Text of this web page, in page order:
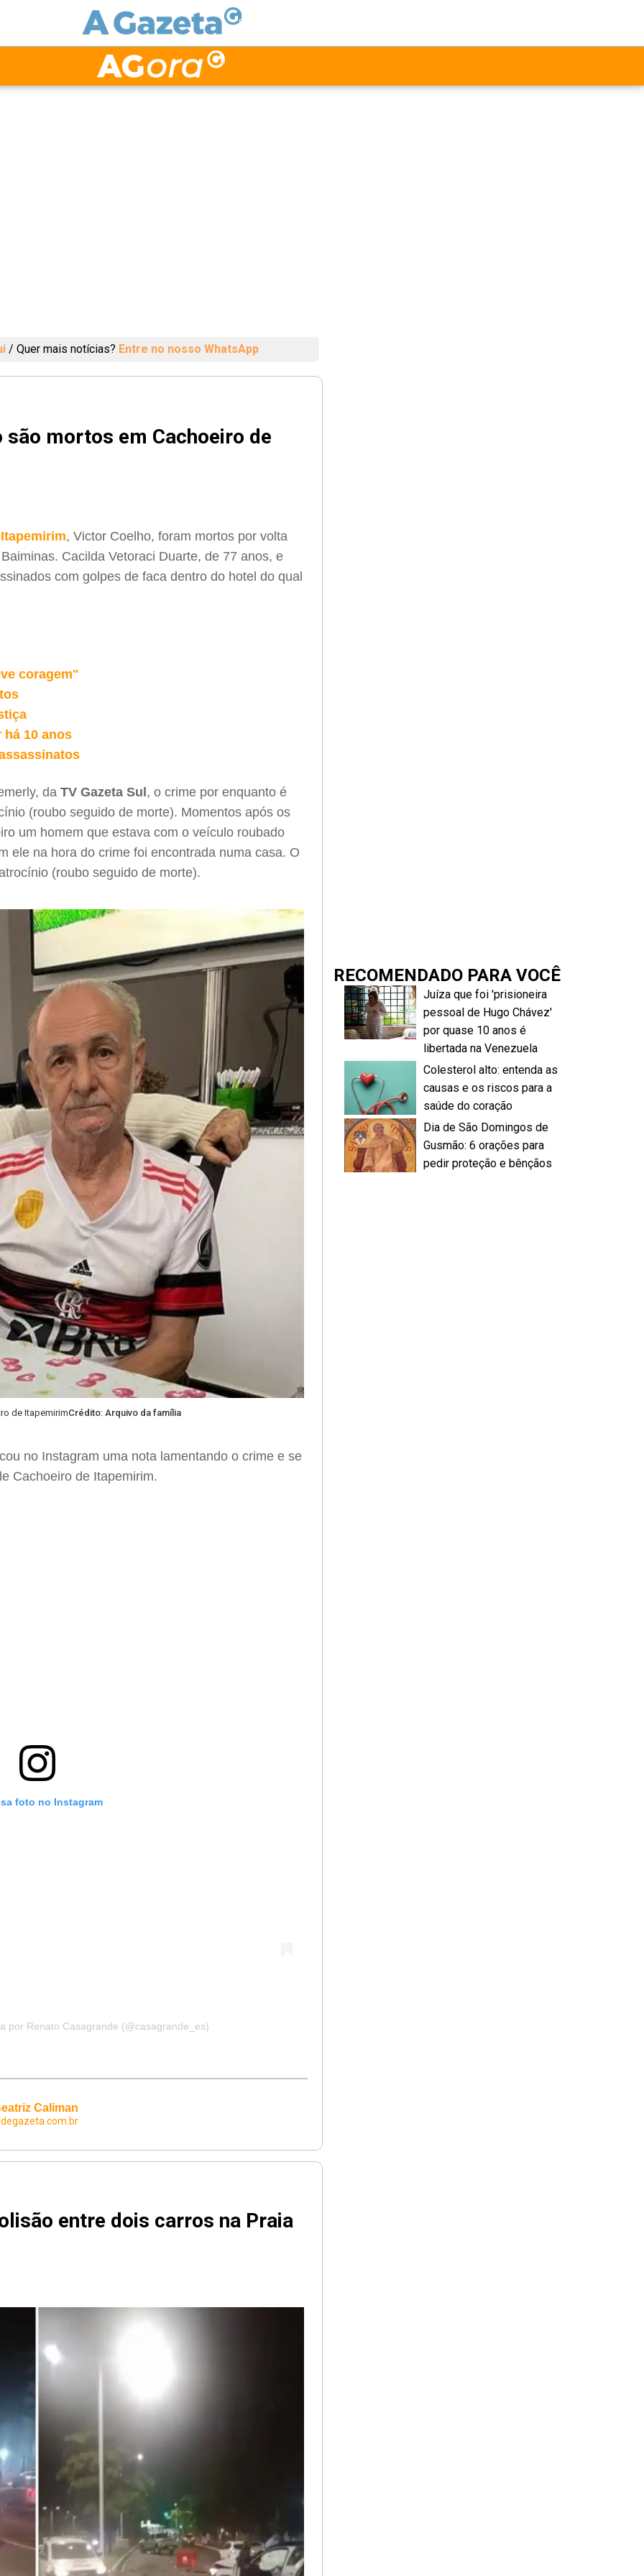
/ Quer mais notícias? Entre no nosso WhatsApp
mortos em Cachoeiro de
, Victor Coelho, foram mortos por volta
Cacilda Vetoraci Duarte, de 77 anos, e
com golpes de faca dentro do hotel do qual
coragem"
10 anos
da TV Gazeta Sul , o crime por enquanto é
(roubo seguido de morte). Momentos após os
um homem que estava com o veículo roubado
ele na hora do crime foi encontrada numa casa. O
(roubo seguido de morte).
de ItapemirimCrédito: Arquivo da família
no Instagram uma nota lamentando o crime e se
Cachoeiro de Itapemirim.
foto no Instagram
por Renato Casagrande (@casagrande_es)
Caliman
entre dois carros na Praia
RECOMENDADO PARA VOCÊ
Juíza que foi 'prisioneira
pessoal de Hugo Chávez'
por quase 10 anos é
libertada na Venezuela
Colesterol alto: entenda as
causas e os riscos para a
saúde do coração
Dia de São Domingos de
Gusmão: 6 orações para
pedir proteção e bênçãos